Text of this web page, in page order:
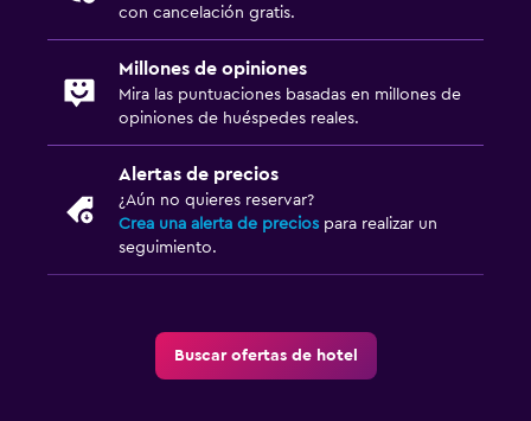
con cancelación gratis.
Millones de opiniones
Mira las puntuaciones basadas en millones de
opiniones de huéspedes reales.
Alertas de precios
¿Aún no quieres reservar?
Crea una alerta de precios para realizar un
seguimiento.
Buscar ofertas de hotel